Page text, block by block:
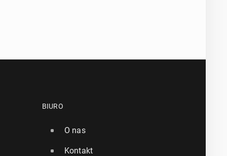
BIURO
O nas
Kontakt